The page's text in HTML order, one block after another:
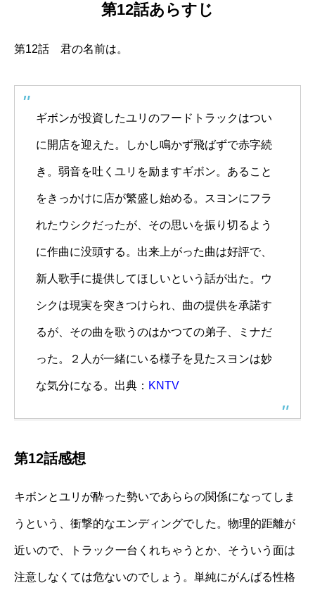
第12話あらすじ
第12話 君の名前は。
ギボンが投資したユリのフードトラックはつい
に開店を迎えた。しかし鳴かず飛ばずで赤字続
き。弱音を吐くユリを励ますギボン。あること
をきっかけに店が繁盛し始める。スヨンにフラ
れたウシクだったが、その思いを振り切るよう
に作曲に没頭する。出来上がった曲は好評で、
新人歌手に提供してほしいという話が出た。ウ
シクは現実を突きつけられ、曲の提供を承諾す
るが、その曲を歌うのはかつての弟子、ミナだ
った。２人が一緒にいる様子を見たスヨンは妙
な気分になる。出典： KNTV
第12話感想
キボンとユリが酔った勢いであららの関係になってしま
うという、衝撃的なエンディングでした。物理的距離が
近いので、トラック一台くれちゃうとか、そういう面は
注意しなくては危ないのでしょう。単純にがんばる性格